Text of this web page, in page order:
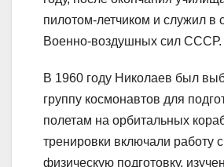
пилотом-летчиком и служил в
Военно-воздушных сил СССР.
В 1960 году Николаев был
группу космонавтов для
полетам на орбитальных
тренировки включали работу
физическую подготовку,